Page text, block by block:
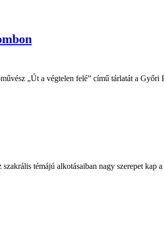
„Út a végtelen felé” című tárlatát a
témájú alkotásaiban nagy szerepet kap